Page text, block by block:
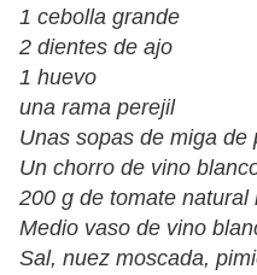
1 cebolla grande
2 dientes de ajo
1 huevo
una rama perejil
Unas sopas de miga de
Un chorro de vino
200 g de tomate natural
Medio vaso de vino
Sal, nuez moscada,